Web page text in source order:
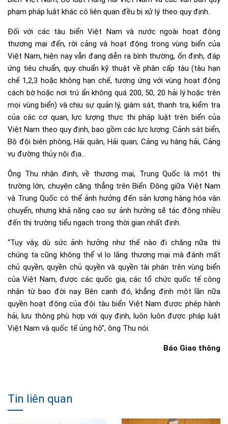
phạm pháp luật khác có liên quan đều bị xử lý theo quy định.
Đối với các tàu biển Việt Nam và nước ngoài hoạt động
thương mại đến, rời cảng và hoạt động trong vùng biển của
Việt Nam, hiện nay vẫn đang diễn ra bình thường, ổn định, đáp
ứng tiêu chuẩn, quy chuẩn kỹ thuật về phân cấp tàu (tàu hạn
chế 1,2,3 hoặc không hạn chế, tương ứng với vùng hoạt động
cách bờ hoặc nơi trú ẩn không quá 200, 50, 20 hải lý hoặc trên
mọi vùng biển) và chịu sự quản lý, giám sát, thanh tra, kiểm tra
của các cơ quan, lực lượng thực thi pháp luật trên biển của
Việt Nam theo quy định, bao gồm các lực lượng: Cảnh sát biển,
Bộ đội biên phòng, Hải quân, Hải quan, Cảng vụ hàng hải, Cảng
vụ đường thủy nội địa…
Ông Thu nhận định, về thương mại, Trung Quốc là một thị
trường lớn, chuyện căng thẳng trên Biển Đông giữa Việt Nam
và Trung Quốc có thể ảnh hưởng đến sản lượng hàng hóa vận
chuyển, nhưng khả năng cao sự ảnh hưởng sẽ tác động nhiều
đến thị trường tiểu ngạch trong thời gian nhất định.
“Tuy vậy, dù sức ảnh hưởng như thế nào đi chăng nữa thì
chúng ta cũng không thể vì lo lắng thương mại mà đánh mất
chủ quyền, quyền chủ quyền và quyền tài phán trên vùng biển
của Việt Nam, được các quốc gia, các tổ chức quốc tế công
nhận từ bao đời nay. Bên cạnh đó, khẳng định một lần nữa
quyền hoạt động của đội tàu biển Việt Nam được phép hành
hải, lưu thông phù hợp với quy định, luôn luôn được pháp luật
Việt Nam và quốc tế ủng hộ”, ông Thu nói.
Báo Giao thông
Tin liên quan